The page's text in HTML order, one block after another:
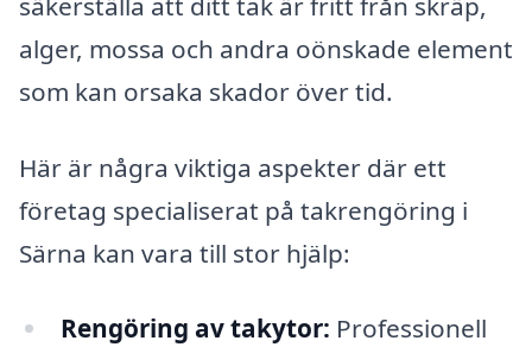
alger, mossa och andra oönskade element
som kan orsaka skador över tid.
Här är några viktiga aspekter där ett
företag specialiserat på takrengöring i
Särna kan vara till stor hjälp:
Rengöring av takytor: Professionell